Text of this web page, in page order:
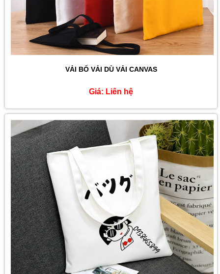
VẢI BỐ VẢI DÙ VẢI CANVAS
Giá: Liên hệ